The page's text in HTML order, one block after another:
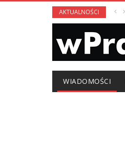
AKTUALNOŚCI
WIADOMOŚCI